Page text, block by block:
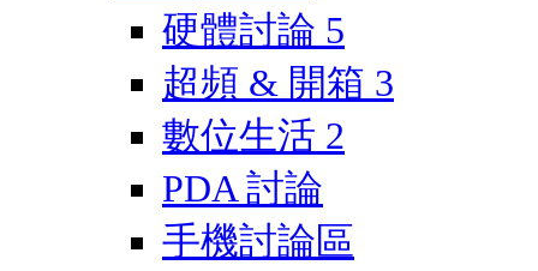
硬體討論 5
超頻 & 開箱 3
數位生活 2
PDA 討論
手機討論區